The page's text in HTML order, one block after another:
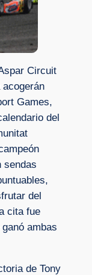
Circuit
Games,
del
sendas
del
cita fue
ambas
de Tony